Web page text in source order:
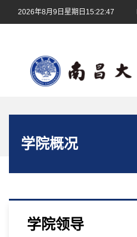
2026年8月9日星期日15:22:47
学院概况
学院领导